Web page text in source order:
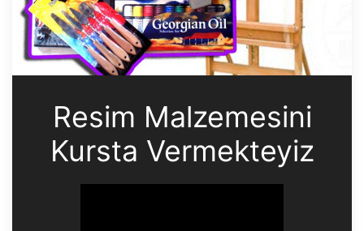
Resim Malzemesini
Kursta Vermekteyiz